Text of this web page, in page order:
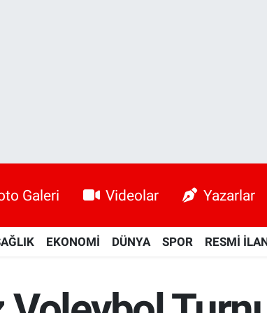
Galeri Videolar Yazarlar
EKONOMİ DÜNYA SPOR RESMİ